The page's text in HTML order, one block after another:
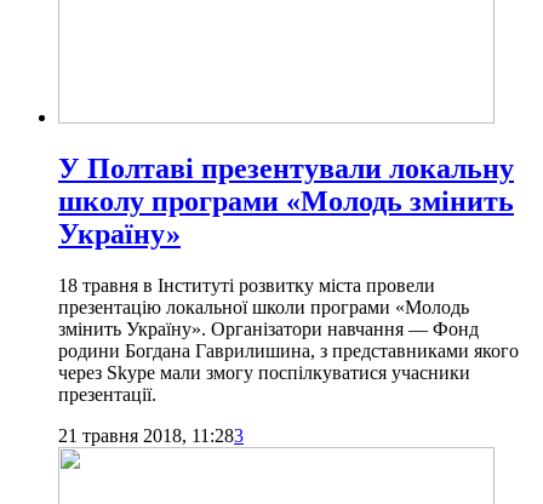
У Полтаві презентували локальну
школу програми «Молодь змінить
Україну»
18 травня в Інституті розвитку міста провели
презентацію локальної школи програми «Молодь
змінить Україну». Організатори навчання — Фонд
родини Богдана Гаврилишина, з представниками якого
через Skype мали змогу поспілкуватися учасники
презентації.
21 травня 2018, 11:283